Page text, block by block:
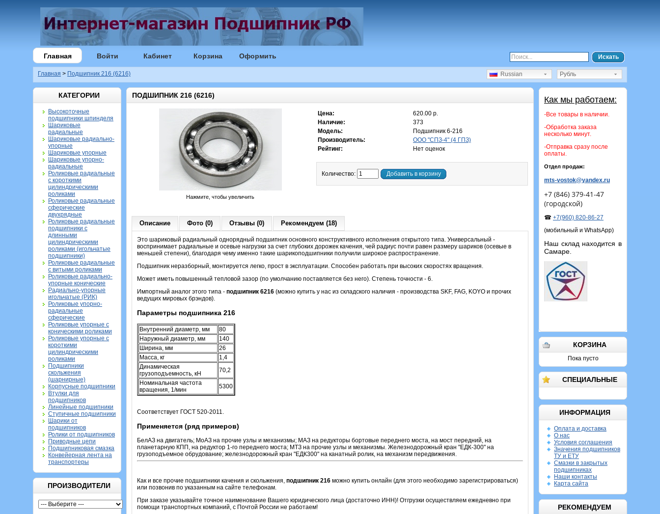
Главная Войти Кабинет Корзина Оформить Искать
Главная > Подшипник 216 (6216) Рубль
Russian
КАТЕГОРИИ
Высокоточные
подшипники шпинделя
Шариковые
радиальные
Шариковые радиально-
упорные
Шариковые упорные
Шариковые упорно-
радиальные
Роликовые радиальные
с короткими
цилиндрическими
роликами
Роликовые радиальные
сферические
двухрядные
Роликовые радиальные
подшипники с
длинными
цилиндрическими
роликами (игольчатые
подшипники)
Роликовые радиальные
с витыми роликами
Роликовые радиально-
упорные конические
Радиально-упорные
игольчатые (РИК)
Роликовые упорно-
радиальные
сферические
Роликовые упорные с
коническими роликами
Роликовые упорные с
короткими
цилиндрическими
роликами
Подшипники
скольжения
(шарнирные)
Корпусные подшипники
Втулки для
подшипников
Линейные подшипники
Ступичные подшипники
Шарики от
подшипников
Ролики от подшипников
Приводные цепи
Подшипниковая смазка
Конвейерная лента на
транспортеры
ПРОИЗВОДИТЕЛИ
Как мы работаем:
-Все товары в наличии.
-Обработка заказа
несколько минут.
-Отправка сразу после
оплаты.
Отдел продаж:
mts-vostok@yandex.ru
+7 (846) 379-41-47
(городской)
☎ +7(960) 820-86-27
(мобильный и WhatsApp)
Наш склад находится в
Самаре.
КОРЗИНА
Пока пусто
СПЕЦИАЛЬНЫЕ
ИНФОРМАЦИЯ
Оплата и доставка
О нас
Условия соглашения
Значения подшипников
ТУ и ЕТУ
Смазки в закрытых
подшипниках
Наши контакты
Карта сайта
РЕКОМЕНДУЕМ
ПОДШИПНИК 216 (6216)
Нажмите, чтобы увеличить
Цена:
620.00 р.
Наличие:
373
Модель:
Подшипник 6-216
Производитель:
ООО "СПЗ-4" (4 ГПЗ)
Рейтинг:
Нет оценок
Количество: Добавить в корзину
Описание Фото (0) Отзывы (0) Рекомендуем (18)
Это шариковый радиальный однорядный подшипник основного конструктивного исполнения открытого типа. Универсальный -
воспринимает радиальные и осевые нагрузки за счет глубоких дорожек качения, чей радиус почти равен размеру шариков (осевые в
меньшей степени), благодаря чему именно такие шарикоподшипники получили широкое распространение.
Подшипник неразборный, монтируется легко, прост в эксплуатации. Способен работать при высоких скоростях вращения.
Может иметь повышенный тепловой зазор (по умолчанию поставляется без него). Степень точности - 6.
Импортный аналог этого типа - подшипник 6216 (можно купить у нас из складского наличия - производства SKF, FAG, KOYO и прочих
ведущих мировых брэндов).
Параметры подшипника 216
Внутренний диаметр, мм
80
Наружный диаметр, мм
140
Ширина, мм
26
Масса, кг
1,4
Динамическая
грузоподъемность, кН
70,2
Номинальная частота
вращения, 1/мин
5300
Соответствует ГОСТ 520-2011.
Применяется (ряд примеров)
БелАЗ на двигатель; МоАЗ на прочие узлы и механизмы; МАЗ на редукторы бортовые переднего моста, на мост передний, на
планетарную КПП, на редуктор 1-го переднего моста; МТЗ на прочие узлы и механизмы. Железнодорожный кран "ЕДК-300" на
грузоподъемное обрудование; железнодорожный кран "ЕДК300" на канатный ролик, на механизм передвижения.
Как и все прочие подшипники качения и скольжения, подшипник 216 можно купить онлайн (для этого необходимо зарегистрироваться)
или позвонив по указанным на сайте телефонам.
При заказе указывайте точное наименование Вашего юридического лица (достаточно ИНН)! Отгрузки осуществляем ежедневно при
помощи транспортных компаний, с Почтой России не работаем!